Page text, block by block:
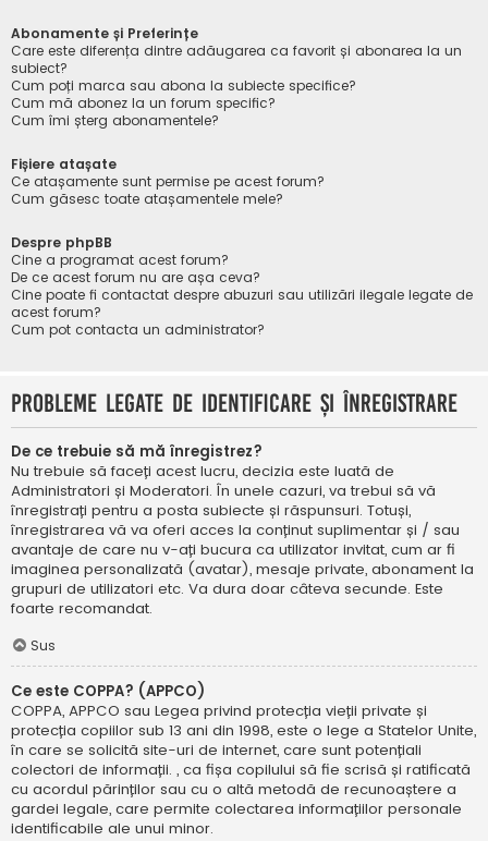
Abonamente și Preferințe
Care este diferența dintre adăugarea ca favorit și abonarea la un
subiect?
Cum poți marca sau abona la subiecte specifice?
Cum mă abonez la un forum specific?
Cum îmi șterg abonamentele?
Fișiere atașate
Ce atașamente sunt permise pe acest forum?
Cum găsesc toate atașamentele mele?
Despre phpBB
Cine a programat acest forum?
De ce acest forum nu are așa ceva?
Cine poate fi contactat despre abuzuri sau utilizări ilegale legate de
acest forum?
Cum pot contacta un administrator?
Probleme legate de identificare și înregistrare
De ce trebuie să mă înregistrez?
Nu trebuie să faceți acest lucru, decizia este luată de
Administratori și Moderatori. În unele cazuri, va trebui să vă
înregistrați pentru a posta subiecte și răspunsuri. Totuși,
înregistrarea vă va oferi acces la conținut suplimentar și / sau
avantaje de care nu v-ați bucura ca utilizator invitat, cum ar fi
imaginea personalizată (avatar), mesaje private, abonament la
grupuri de utilizatori etc. Va dura doar câteva secunde. Este
foarte recomandat.
Sus
Ce este COPPA? (APPCO)
COPPA, APPCO sau Legea privind protecția vieții private și
protecția copiilor sub 13 ani din 1998, este o lege a Statelor Unite,
în care se solicită site-uri de internet, care sunt potențiali
colectori de informații. , ca fișa copilului să fie scrisă și ratificată
cu acordul părinților sau cu o altă metodă de recunoaștere a
gardei legale, care permite colectarea informațiilor personale
identificabile ale unui minor.